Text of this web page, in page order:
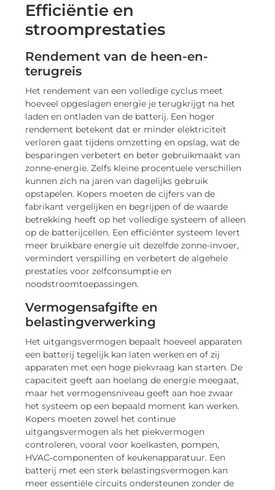
Efficiëntie en
stroomprestaties
Rendement van de heen-en-
terugreis
Het rendement van een volledige cyclus meet
hoeveel opgeslagen energie je terugkrijgt na het
laden en ontladen van de batterij. Een hoger
rendement betekent dat er minder elektriciteit
verloren gaat tijdens omzetting en opslag, wat de
besparingen verbetert en beter gebruikmaakt van
zonne-energie. Zelfs kleine procentuele verschillen
kunnen zich na jaren van dagelijks gebruik
opstapelen. Kopers moeten de cijfers van de
fabrikant vergelijken en begrijpen of de waarde
betrekking heeft op het volledige systeem of alleen
op de batterijcellen. Een efficiënter systeem levert
meer bruikbare energie uit dezelfde zonne-invoer,
vermindert verspilling en verbetert de algehele
prestaties voor zelfconsumptie en
noodstroomtoepassingen.
Vermogensafgifte en
belastingverwerking
Het uitgangsvermogen bepaalt hoeveel apparaten
een batterij tegelijk kan laten werken en of zij
apparaten met een hoge piekvraag kan starten. De
capaciteit geeft aan hoelang de energie meegaat,
maar het vermogensniveau geeft aan hoe zwaar
het systeem op een bepaald moment kan werken.
Kopers moeten zowel het continue
uitgangsvermogen als het piekvermogen
controleren, vooral voor koelkasten, pompen,
HVAC‑componenten of keukenapparatuur. Een
batterij met een sterk belastingsvermogen kan
meer essentiële circuits ondersteunen zonder de